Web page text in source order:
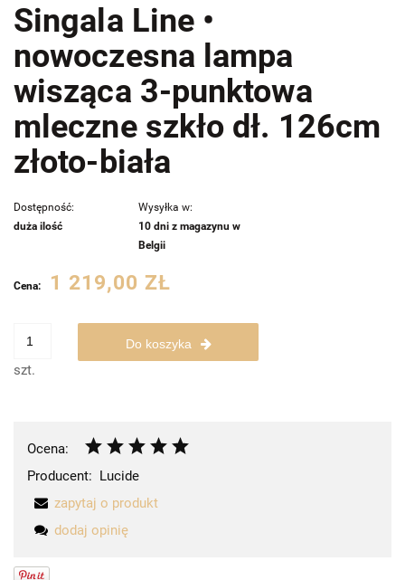
Singala Line •
nowoczesna lampa
wisząca 3-punktowa
mleczne szkło dł. 126cm
złoto-biała
Dostępność:
duża ilość
Wysyłka w:
10 dni z magazynu w
Belgii
Cena: 1 219,00 ZŁ
szt.
Do koszyka
Ocena:
Producent: Lucide
zapytaj o produkt
dodaj opinię